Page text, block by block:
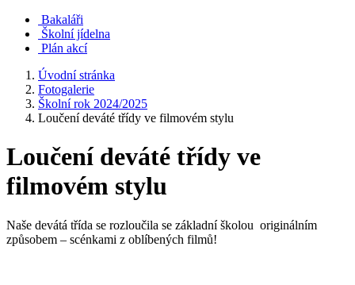
Bakaláři
Školní jídelna
Plán akcí
Úvodní stránka
Fotogalerie
Školní rok 2024/2025
Loučení deváté třídy ve filmovém stylu
Loučení deváté třídy ve
filmovém stylu
Naše devátá třída se rozloučila se základní školou originálním
způsobem – scénkami z oblíbených filmů!